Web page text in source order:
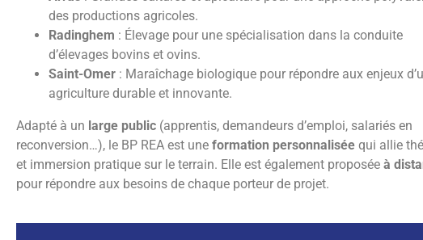
Cliquer ici
des productions agricoles.
Radinghem : Élevage pour une spécialisation dans la conduite
d’élevages bovins et ovins.
Saint-Omer : Maraîchage biologique pour répondre aux enjeux
agriculture durable et innovante.
Adapté à un large public (apprentis, demandeurs d’emploi, salariés en
reconversion…), le BP REA est une formation personnalisée qui allie
et immersion pratique sur le terrain. Elle est également proposée à
pour répondre aux besoins de chaque porteur de projet.